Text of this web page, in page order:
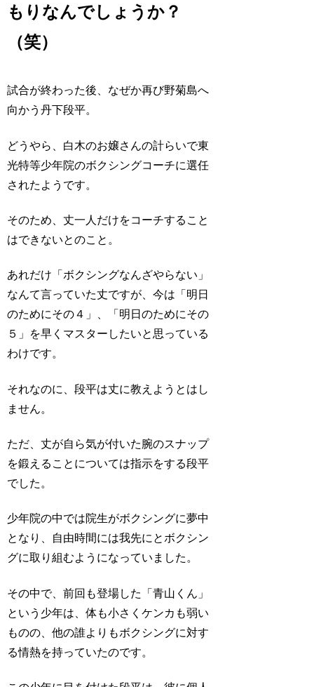
もりなんでしょうか？
（笑）
試合が終わった後、なぜか再び野菊島へ
向かう丹下段平。
どうやら、白木のお嬢さんの計らいで東
光特等少年院のボクシングコーチに選任
されたようです。
そのため、丈一人だけをコーチすること
はできないとのこと。
あれだけ「ボクシングなんざやらない」
なんて言っていた丈ですが、今は「明日
のためにその４」、「明日のためにその
５」を早くマスターしたいと思っている
わけです。
それなのに、段平は丈に教えようとはし
ません。
ただ、丈が自ら気が付いた腕のスナップ
を鍛えることについては指示をする段平
でした。
少年院の中では院生がボクシングに夢中
となり、自由時間には我先にとボクシン
グに取り組むようになっていました。
その中で、前回も登場した「青山くん」
という少年は、体も小さくケンカも弱い
ものの、他の誰よりもボクシングに対す
る情熱を持っていたのです。